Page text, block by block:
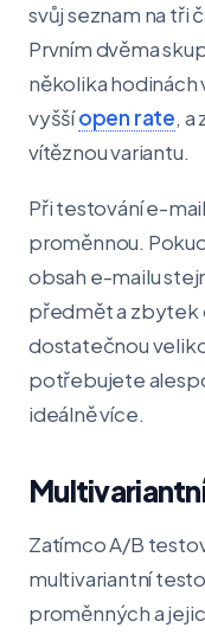
svůj seznam na tři
Prvním dvěma
několika hodinách
vyššíopen rate,
vítěznou variantu.
Při testování e-
proměnnou.
obsah e-mailu
předmět a zbytek
dostatečnou
potřebujete
ideálně více.
Zatímco A/B
multivariantní
proměnných a